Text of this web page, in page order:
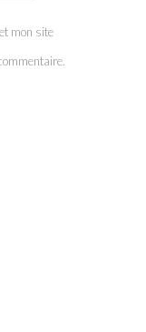
mon site